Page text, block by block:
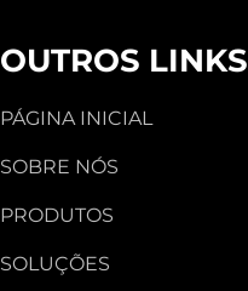
OUTROS LINKS
PÁGINA INICIAL
SOBRE NÓS
PRODUTOS
SOLUÇÕES